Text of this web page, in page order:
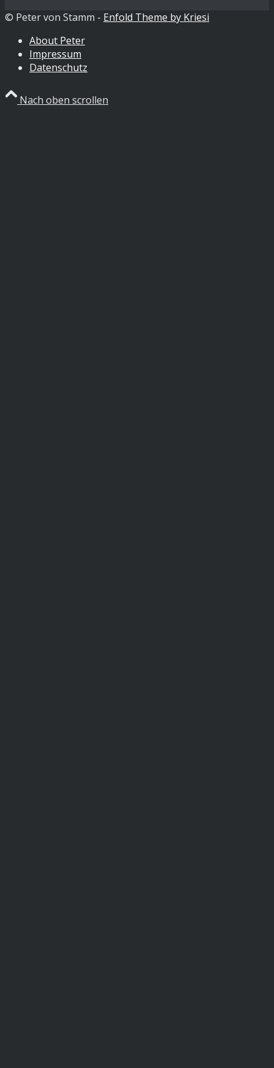
© Peter von Stamm - Enfold Theme by Kriesi
About Peter
Impressum
Datenschutz
Nach oben scrollen